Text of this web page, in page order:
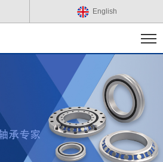
English